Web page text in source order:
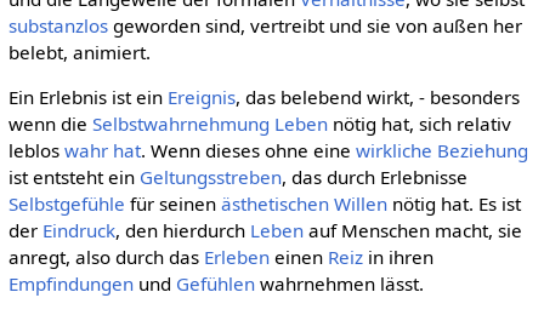
substanzlosgeworden sind, vertreibt und sie von außen her
belebt, animiert.
Ein Erlebnis ist ein Ereignis, das belebend wirkt, - besonders
wenn die Selbstwahrnehmung Lebennötig hat, sich relativ
leblos wahr hat. Wenn dieses ohne eine wirkliche Beziehung
ist entsteht ein Geltungsstreben, das durch Erlebnisse
Selbstgefühle für seinen ästhetischen Willennötig hat. Es ist
der Eindruck, den hierdurch Lebenauf Menschen macht, sie
anregt, also durch das Erlebeneinen Reizin ihren
Empfindungenund Gefühlenwahrnehmen lässt.